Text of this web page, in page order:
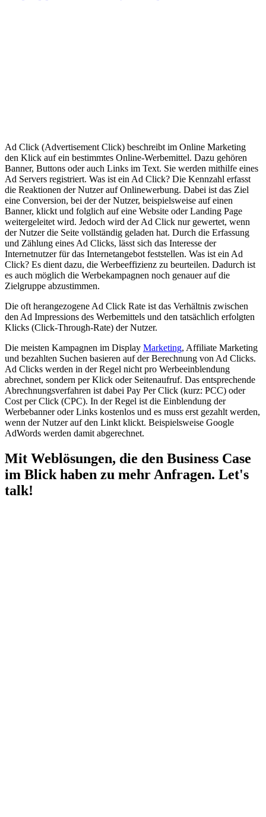
Ad Click (Advertisement Click) beschreibt im Online Marketing
den Klick auf ein bestimmtes Online-Werbemittel. Dazu gehören
Banner, Buttons oder auch Links im Text. Sie werden mithilfe eines
Ad Servers registriert. Was ist ein Ad Click? Die Kennzahl erfasst
die Reaktionen der Nutzer auf Onlinewerbung. Dabei ist das Ziel
eine Conversion, bei der der Nutzer, beispielsweise auf einen
Banner, klickt und folglich auf eine Website oder Landing Page
weitergeleitet wird. Jedoch wird der Ad Click nur gewertet, wenn
der Nutzer die Seite vollständig geladen hat. Durch die Erfassung
und Zählung eines Ad Clicks, lässt sich das Interesse der
Internetnutzer für das Internetangebot feststellen. Was ist ein Ad
Click? Es dient dazu, die Werbeeffizienz zu beurteilen. Dadurch ist
es auch möglich die Werbekampagnen noch genauer auf die
Zielgruppe abzustimmen.
Die oft herangezogene Ad Click Rate ist das Verhältnis zwischen
den Ad Impressions des Werbemittels und den tatsächlich erfolgten
Klicks (Click-Through-Rate) der Nutzer.
Die meisten Kampagnen im Display Marketing, Affiliate Marketing
und bezahlten Suchen basieren auf der Berechnung von Ad Clicks.
Ad Clicks werden in der Regel nicht pro Werbeeinblendung
abrechnet, sondern per Klick oder Seitenaufruf. Das entsprechende
Abrechnungsverfahren ist dabei Pay Per Click (kurz: PCC) oder
Cost per Click (CPC). In der Regel ist die Einblendung der
Werbebanner oder Links kostenlos und es muss erst gezahlt werden,
wenn der Nutzer auf den Linkt klickt. Beispielsweise Google
AdWords werden damit abgerechnet.
Mit Weblösungen, die den Business Case
im Blick haben zu mehr Anfragen. Let's
talk!